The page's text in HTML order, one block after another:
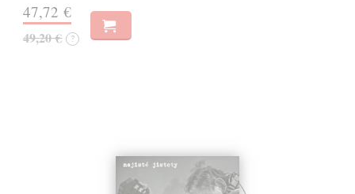
47,72 €
49,20 € ?